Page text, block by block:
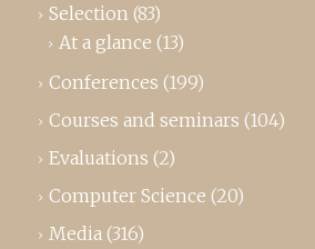
Selection (83)
At a glance (13)
Conferences (199)
Courses and seminars (104)
Evaluations (2)
Computer Science (20)
Media (316)